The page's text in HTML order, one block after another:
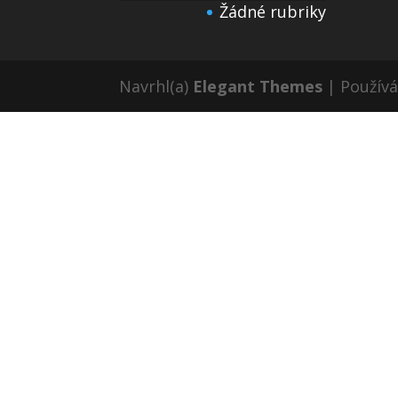
Žádné rubriky
Navrhl(a) Elegant Themes |